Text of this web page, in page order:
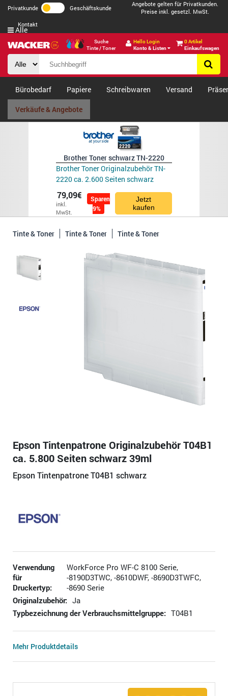
Privatkunde Geschäftskunde
Angebote gelten für Privatkunden.
Preise inkl. gesetzl. MwSt.
Kontakt
Suche
Tinte / Toner
Hello Login
Konto & Listen
0 Artikel
Einkaufswagen
Alle
Bürobedarf Papiere Schreibwaren Versand
Verkäufe & Angebote
Brother Toner schwarz TN-2220
Brother Toner Originalzubehör TN-
2220 ca. 2.600 Seiten schwarz
79,09€
inkl.
MwSt.
Sparen
9%
Jetzt
kaufen
Tinte & Toner Tinte & Toner Tinte & Toner
Epson Tintenpatrone Originalzubehör T04B1
ca. 5.800 Seiten schwarz 39ml
Epson Tintenpatrone T04B1 schwarz
Verwendung
für
Druckertyp:
WorkForce Pro WF-C 8100 Serie,
-8190D3TWC, -8610DWF, -8690D3TWFC,
-8690 Serie
Originalzubehör: Ja
Typbezeichnung der Verbrauchsmittelgruppe: T04B1
Mehr Produktdetails